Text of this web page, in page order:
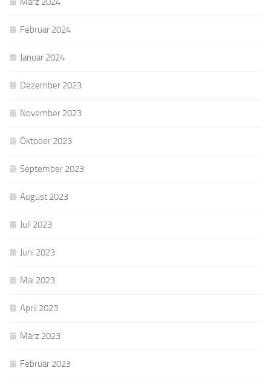
Februar 2024
Januar 2024
Dezember 2023
November 2023
Oktober 2023
September 2023
August 2023
Juli 2023
Juni 2023
Mai 2023
April 2023
März 2023
Februar 2023